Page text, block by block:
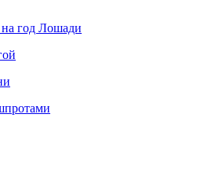
год Лошади